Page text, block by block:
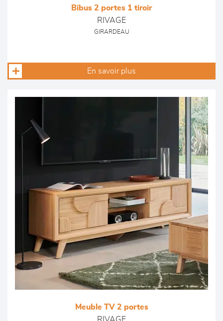
Bibus 2 portes 1 tiroir
RIVAGE
GIRARDEAU
En savoir plus
Meuble TV 2 portes